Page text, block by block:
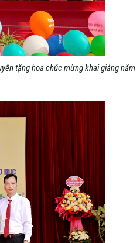
tặng hoa chúc mừng khai giảng năm